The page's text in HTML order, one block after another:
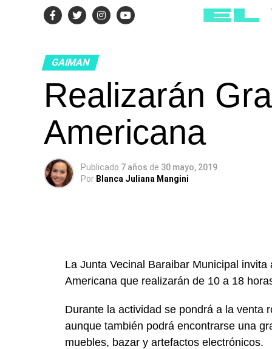
GAIMAN
Realizarán
Americana
Publicado 7 años de 30 mayo, 2019
Por Blanca Juliana Mangini
La Junta Vecinal Baraibar Municipal
Americana que realizarán de 10 a 18
Durante la actividad se pondrá a la venta
aunque también podrá encontrarse una
muebles, bazar y artefactos electrónicos.